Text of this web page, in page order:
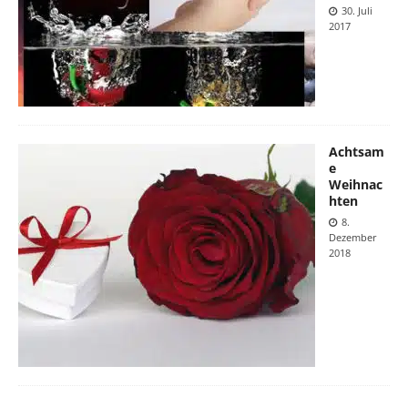
30. Juli
2017
Achtsam
e
Weihnac
hten
8.
Dezember
2018